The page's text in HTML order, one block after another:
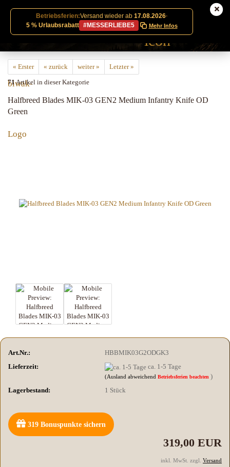
Betriebsferien:Versand wieder ab 17.08.2026·
5 % Urlaubsrabatt
#MESSERLIEBE5 Mehr Infos
« Erster « zurück weiter »
Letzter »
71Artikel in dieser Kategorie
Halfbreed Blades MIK-03 GEN2 Medium Infantry Knife OD
Green
Art.Nr.:
HBBMIK03G2ODGK3
Lieferzeit:
ca. 1-5 Tage
(Ausland abweichendBetriebsferien beachten )
Lagerbestand:
1 Stück
319 Bonuspunkte sichern
319,00 EUR
inkl. MwSt. zzgl. Versand